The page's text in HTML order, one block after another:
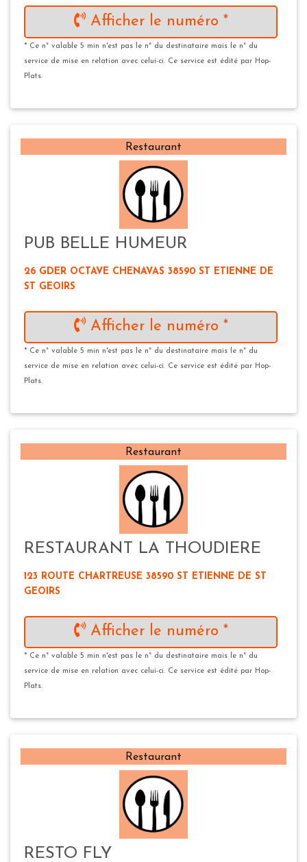
Afficher le numéro *
* Ce n° valable 5 min n'est pas le n° du destinataire mais le n° du
service de mise en relation avec celui-ci. Ce service est édité par Hop-
Plats.
Restaurant
PUB BELLE HUMEUR
26 GDER OCTAVE CHENAVAS 38590 ST ETIENNE DE
ST GEOIRS
Afficher le numéro *
* Ce n° valable 5 min n'est pas le n° du destinataire mais le n° du
service de mise en relation avec celui-ci. Ce service est édité par Hop-
Plats.
Restaurant
RESTAURANT LA THOUDIERE
123 ROUTE CHARTREUSE 38590 ST ETIENNE DE ST
GEOIRS
Afficher le numéro *
* Ce n° valable 5 min n'est pas le n° du destinataire mais le n° du
service de mise en relation avec celui-ci. Ce service est édité par Hop-
Plats.
Restaurant
RESTO FLY